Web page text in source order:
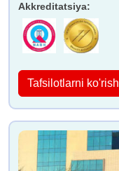
Akkreditatsiya:
Tafsilotlarni ko'rish